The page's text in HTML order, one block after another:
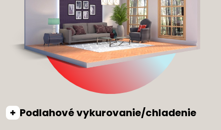
Podlahové vykurovanie/chladenie